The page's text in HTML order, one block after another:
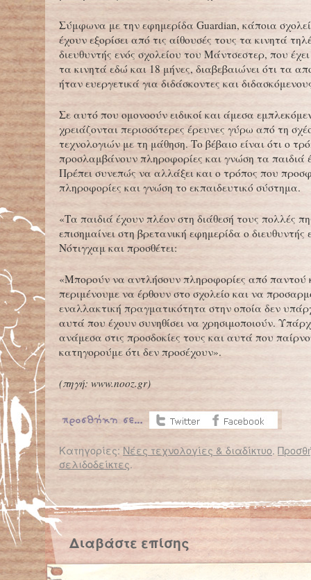
Σύμφωνα με την εφημερίδα Guardian, κάποια
έχουν εξορίσει από τις αίθουσές τους τα κινητά
διευθυντής ενός σχολείου του Μάντσεστερ, που
τα κινητά εδώ και 18 μήνες, διαβεβαιώνει ότι τα
ήταν ευεργετικά για διδάσκοντες και
Σε αυτό που ομονοούν ειδικοί και άμεσα
χρειάζονται περισσότερες έρευνες γύρω από τη
τεχνολογιών με τη μάθηση. Το βέβαιο είναι ότι ο
προσλαμβάνουν πληροφορίες και γνώση τα παιδιά
Πρέπει συνεπώς να αλλάξει και ο τρόπος που
πληροφορίες και γνώση το εκπαιδευτικό σύστημα.
«Τα παιδιά έχουν πλέον στη διάθεσή τους πολλές
επισημαίνει στη βρετανική εφημερίδα ο διευθυντής
Νότιγχαμ και προσθέτει:
«Μπορούν να αντλήσουν πληροφορίες από παντού
περιμένουμε να έρθουν στο σχολείο και να
εναλλακτική πραγματικότητα στην οποία δεν
αυτά που έχουν συνηθίσει να χρησιμοποιούν.
ανάμεσα στις προσδοκίες τους και αυτά που
κατηγορούμε ότι δεν προσέχουν».
(πηγή: www.nooz.gr)
Κατηγορίες: Νέες τεχνολογίες & διαδίκτυο.
σελιδοδείκτες.
← Επιστροφή στο %s
Διαβάστε την έκθεσή του Έλληνα μαθητή που βγήκε πρώτος σε παγκόσμιο διαγωνισμό
Διαβάστε επίσης